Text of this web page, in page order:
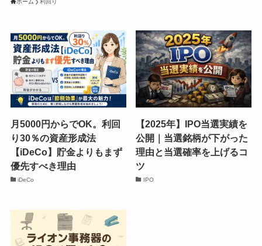
ホーム 利回り
月5000円からでOK。利回
り30％の資産形成法
【iDeCo】貯金よりもまず
優先すべき理由
iDeCo
【2025年】IPO当選実績を
公開｜当選銘柄が下がった
理由と当選確率を上げるコ
ツ
IPO